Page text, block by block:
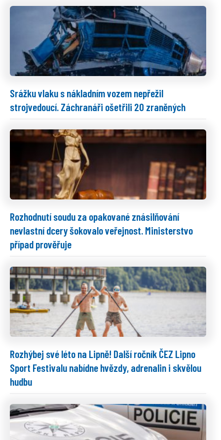
Srážku vlaku s nákladním vozem nepřežil
strojvedoucí. Záchranáři ošetřili 20 zraněných
Rozhodnutí soudu za opakované znásilňování
nevlastní dcery šokovalo veřejnost. Ministerstvo
případ prověřuje
Rozhýbej své léto na Lipně! Další ročník ČEZ Lipno
Sport Festivalu nabídne hvězdy, adrenalin i skvělou
hudbu